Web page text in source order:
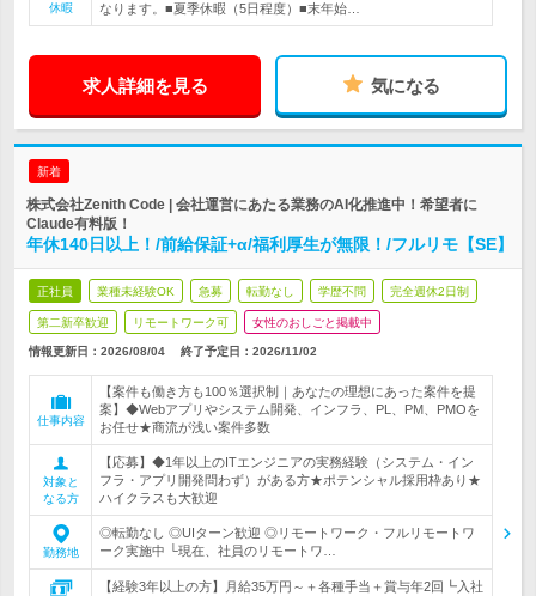
休暇
なります。■夏季休暇（5日程度）■末年始…
求人詳細を見る 気になる
新着
株式会社Zenith Code | 会社運営にあたる業務のAI化推進中！希望者に
Claude有料版！
年休140日以上！/前給保証+α/福利厚生が無限！/フルリモ【SE】
正社員 業種未経験OK 急募 転勤なし 学歴不問 完全週休2日制
第二新卒歓迎 リモートワーク可 女性のおしごと掲載中
情報更新日：2026/08/04 終了予定日： 2026/11/02
仕事内容
【案件も働き方も100％選択制｜あなたの理想にあった案件を提
案】◆Webアプリやシステム開発、インフラ、PL、PM、PMOを
お任せ★商流が浅い案件多数
対象と
なる方
【応募】◆1年以上のITエンジニアの実務経験（システム・イン
フラ・アプリ開発問わず）がある方★ポテンシャル採用枠あり★
ハイクラスも大歓迎
勤務地
◎転勤なし ◎UIターン歓迎 ◎リモートワーク・フルリモートワ
ーク実施中 └現在、社員のリモートワ…
【経験3年以上の方】月給35万円～＋各種手当＋賞与年2回┗入社